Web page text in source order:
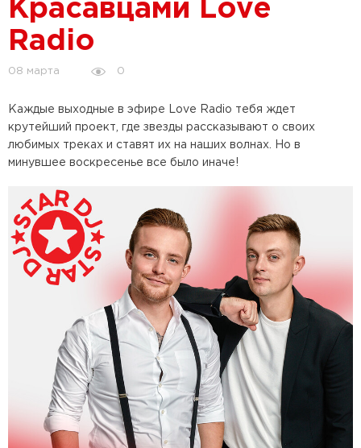
Красавцами Love
Radio
08 марта 0
Каждые выходные в эфире Love Radio тебя ждет
крутейший проект, где звезды рассказывают о своих
любимых треках и ставят их на наших волнах. Но в
минувшее воскресенье все было иначе!